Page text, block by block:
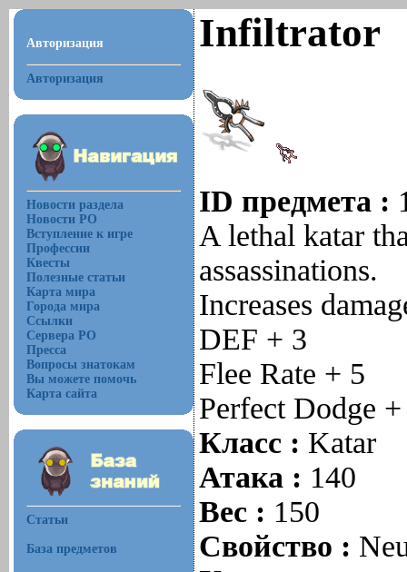
Авторизация
Авторизация
Новости раздела
Новости РО
Вступление к игре
Профессии
Квесты
Полезные статьи
Карта мира
Города мира
Ссылки
Сервера РО
Пресса
Вопросы знатокам
Вы можете помочь
Карта сайта
Статьи
База предметов
Infiltrator
ID предмета :
A lethal katar
assassinations.
Increases
DEF + 3
Flee Rate + 5
Perfect Dodge
Класс : Katar
Атака : 140
Вес : 150
Свойство :